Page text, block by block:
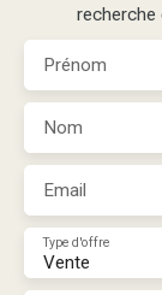
recherche
Prénom
Nom
Email
Vente
Type d'offre